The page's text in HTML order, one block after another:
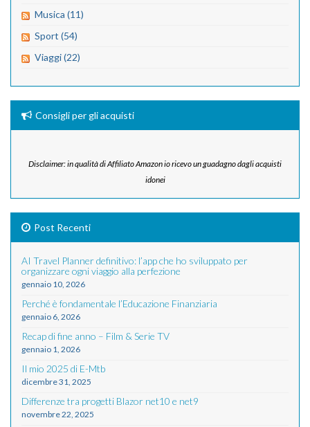
Musica (11)
Sport (54)
Viaggi (22)
Consigli per gli acquisti
Disclaimer: in qualità di Affiliato Amazon io ricevo un guadagno dagli acquisti
idonei
Post Recenti
AI Travel Planner definitivo: l’app che ho sviluppato per
organizzare ogni viaggio alla perfezione
gennaio 10, 2026
Perché è fondamentale l’Educazione Finanziaria
gennaio 6, 2026
Recap di fine anno – Film & Serie TV
gennaio 1, 2026
Il mio 2025 di E-Mtb
dicembre 31, 2025
Differenze tra progetti Blazor net10 e net9
novembre 22, 2025